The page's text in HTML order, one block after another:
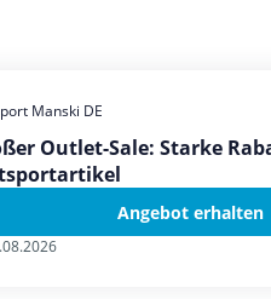
Manski DE
Outlet-Sale: Starke
Angebot erhalten